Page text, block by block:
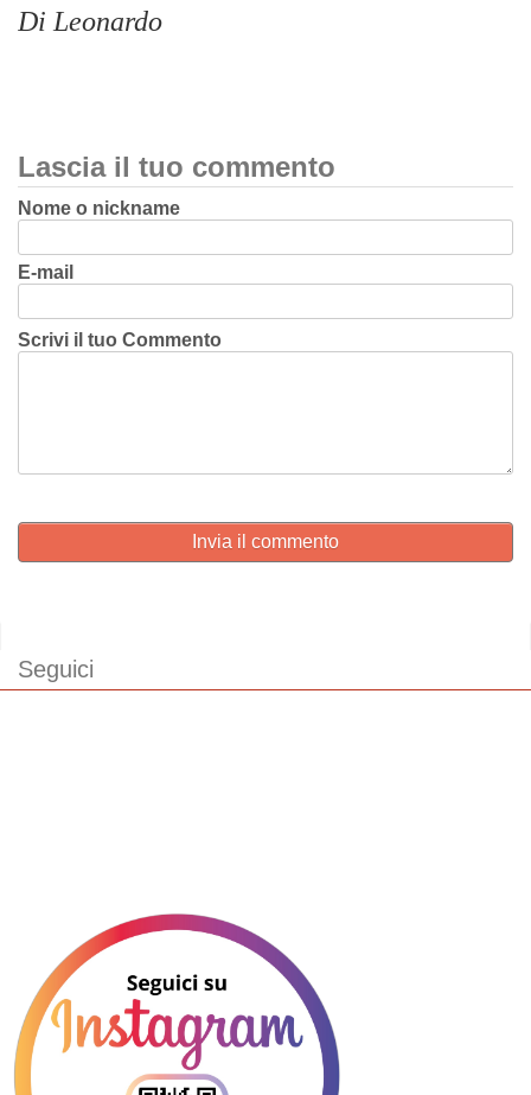
Di Leonardo
Lascia il tuo commento
Nome o nickname
E-mail
Scrivi il tuo Commento
Invia il commento
Seguici